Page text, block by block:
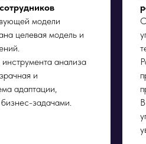
модели
целевая модель и
анализа
и
адаптации,
задачами.